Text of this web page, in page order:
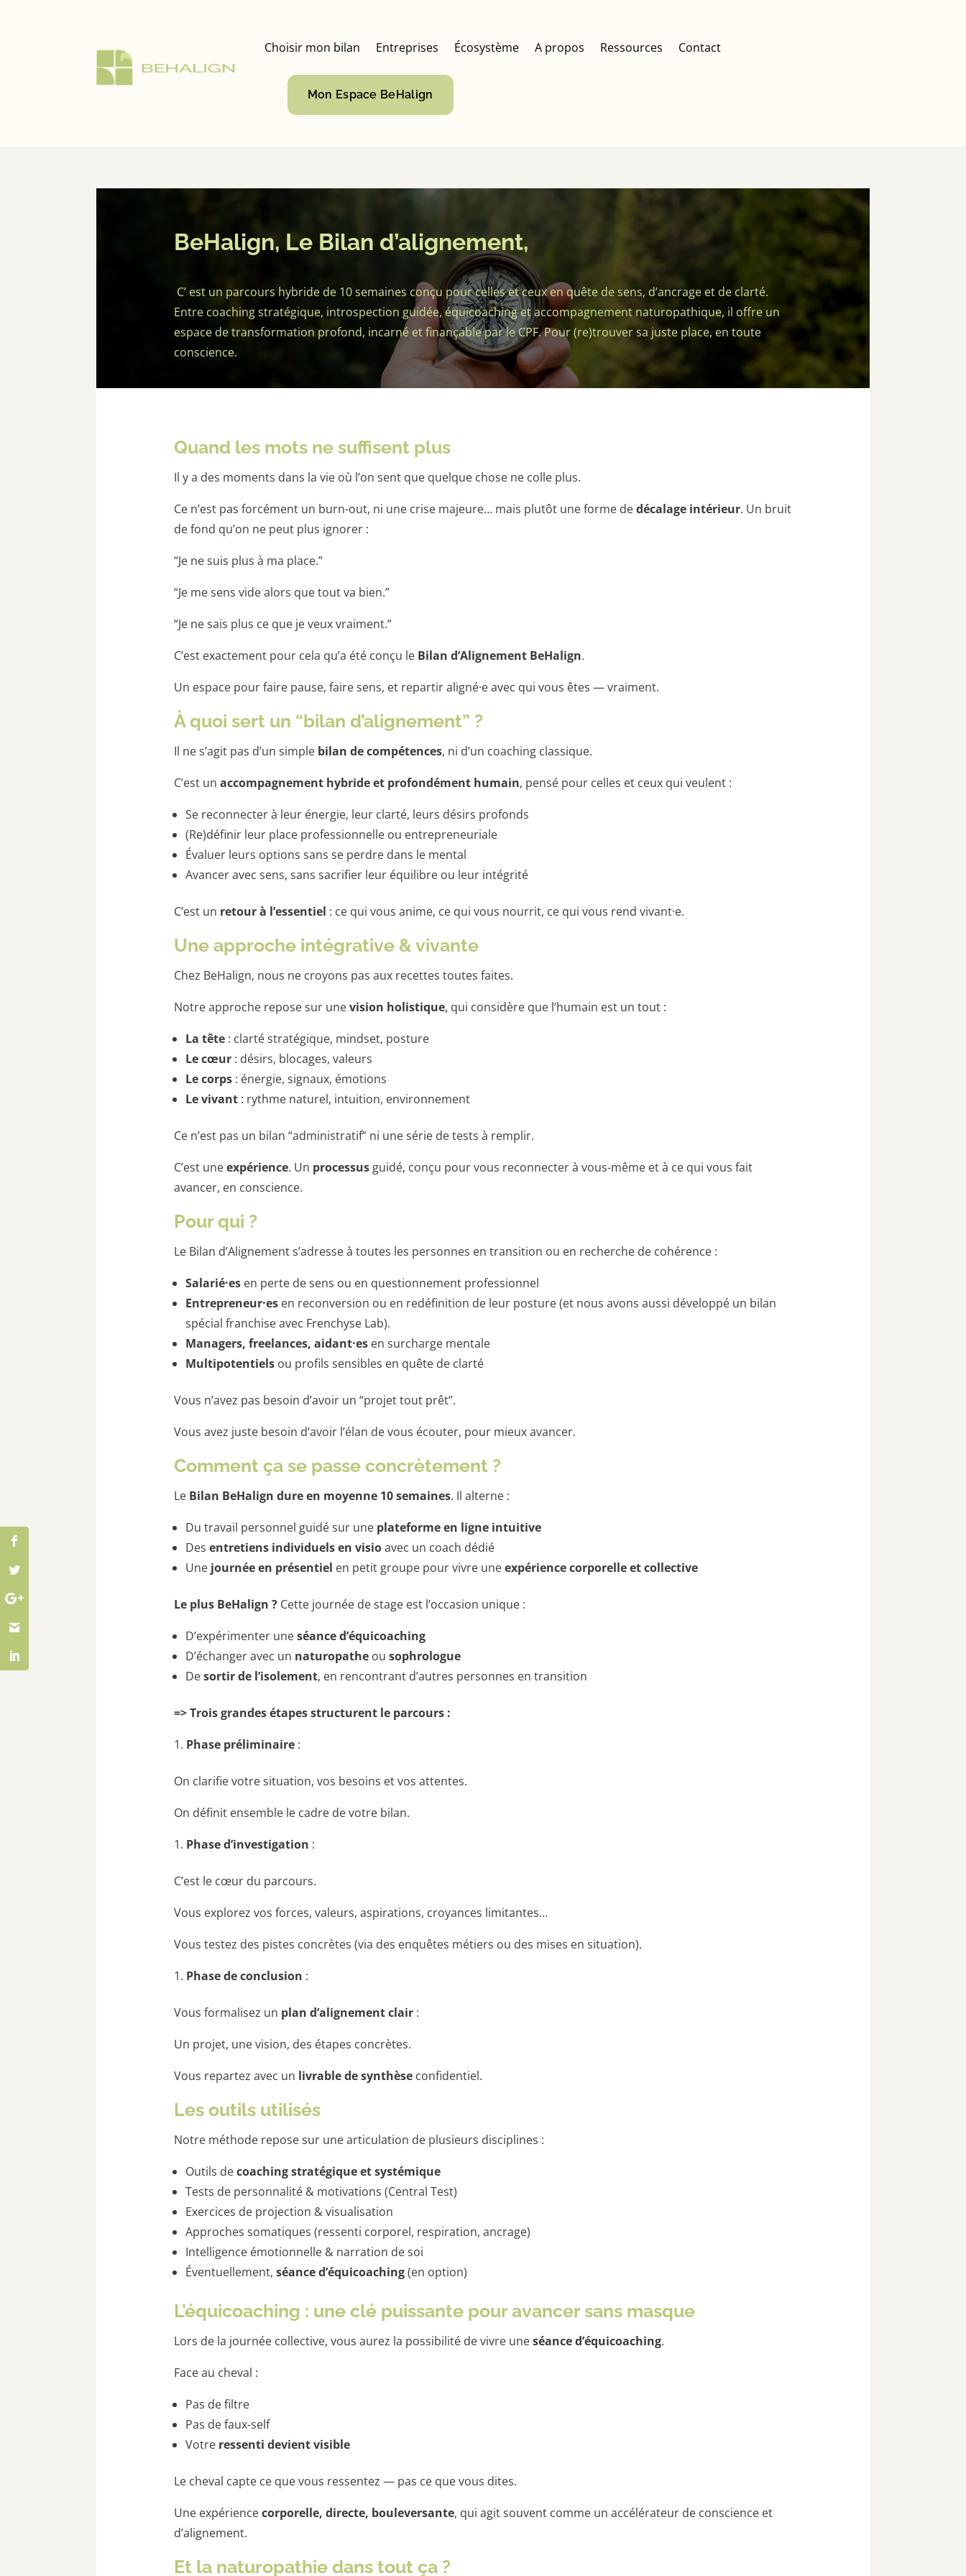
Choisir mon bilan Entreprises Écosystème A propos Ressources Contact
Mon Espace BeHalign
BeHalign, Le Bilan d’alignement,
C’ est un parcours hybride de 10 semaines conçu pour celles et ceux en quête de sens, d’ancrage et de clarté.
Entre coaching stratégique, introspection guidée, équicoaching et accompagnement naturopathique, il offre un
espace de transformation profond, incarné et finançable par le CPF. Pour (re)trouver sa juste place, en toute
conscience.
Quand les mots ne suffisent plus
Il y a des moments dans la vie où l’on sent que quelque chose ne colle plus.
Ce n’est pas forcément un burn-out, ni une crise majeure… mais plutôt une forme dedécalage intérieur. Un bruit
de fond qu’on ne peut plus ignorer :
“Je ne suis plus à ma place.”
“Je me sens vide alors que tout va bien.”
“Je ne sais plus ce que je veux vraiment.”
C’est exactement pour cela qu’a été conçu le Bilan d’Alignement BeHalign.
Un espace pour faire pause, faire sens, et repartir aligné·e avec qui vous êtes — vraiment.
À quoi sert un “bilan d’alignement” ?
Il ne s’agit pas d’un simple bilan de compétences, ni d’un coaching classique.
C’est un accompagnement hybride et profondément humain, pensé pour celles et ceux qui veulent :
Se reconnecter à leur énergie, leur clarté, leurs désirs profonds
(Re)définir leur place professionnelle ou entrepreneuriale
Évaluer leurs options sans se perdre dans le mental
Avancer avec sens, sans sacrifier leur équilibre ou leur intégrité
C’est un retour à l’essentiel : ce qui vous anime, ce qui vous nourrit, ce qui vous rend vivant·e.
Une approche intégrative & vivante
Chez BeHalign, nous ne croyons pas aux recettes toutes faites.
Notre approche repose sur unevision holistique, qui considère que l’humain est un tout :
La tête: clarté stratégique, mindset, posture
Le cœur: désirs, blocages, valeurs
Le corps: énergie, signaux, émotions
Le vivant: rythme naturel, intuition, environnement
Ce n’est pas un bilan “administratif” ni une série de tests à remplir.
C’est uneexpérience. Un processusguidé, conçu pour vous reconnecter à vous-même et à ce qui vous fait
avancer, en conscience.
Pour qui ?
Le Bilan d’Alignement s’adresse à toutes les personnes en transition ou en recherche de cohérence :
Salarié·esen perte de sens ou en questionnement professionnel
Entrepreneur·esen reconversion ou en redéfinition de leur posture (et nous avons aussi développé un bilan
spécial franchise avec Frenchyse Lab).
Managers, freelances, aidant·esen surcharge mentale
Multipotentielsou profils sensibles en quête de clarté
Vous n’avez pas besoin d’avoir un “projet tout prêt”.
Vous avez juste besoin d’avoir l’élan de vous écouter, pour mieux avancer.
Comment ça se passe concrètement ?
Le Bilan BeHalign dure en moyenne 10 semaines. Il alterne :
Du travail personnel guidé sur une plateforme en ligne intuitive
Des entretiens individuels en visioavec un coach dédié
Une journée en présentiel en petit groupe pour vivre uneexpérience corporelle et collective
Le plus BeHalign ?Cette journée de stage est l’occasion unique :
D’expérimenter uneséance d’équicoaching
D’échanger avec un naturopatheou sophrologue
Desortir de l’isolement, en rencontrant d’autres personnes en transition
=> Trois grandes étapes structurent le parcours :
Phase préliminaire:
On clarifie votre situation, vos besoins et vos attentes.
On définit ensemble le cadre de votre bilan.
Phase d’investigation :
C’est le cœur du parcours.
Vous explorez vos forces, valeurs, aspirations, croyances limitantes…
Vous testez des pistes concrètes (via des enquêtes métiers ou des mises en situation).
Phase de conclusion :
Vous formalisez un plan d’alignement clair:
Un projet, une vision, des étapes concrètes.
Vous repartez avec un livrable de synthèseconfidentiel.
Les outils utilisés
Notre méthode repose sur une articulation de plusieurs disciplines :
Outils decoaching stratégique et systémique
Tests de personnalité & motivations (Central Test)
Exercices de projection & visualisation
Approches somatiques (ressenti corporel, respiration, ancrage)
Intelligence émotionnelle & narration de soi
Éventuellement, séance d’équicoaching(en option)
L’équicoaching : une clé puissante pour avancer sans masque
Lors de la journée collective, vous aurez la possibilité de vivre uneséance d’équicoaching.
Face au cheval :
Pas de filtre
Pas de faux-self
Votre ressenti devient visible
Le cheval capte ce que vous ressentez — pas ce que vous dites.
Une expériencecorporelle, directe, bouleversante, qui agit souvent comme un accélérateur de conscience et
d’alignement.
Et la naturopathie dans tout ça ?